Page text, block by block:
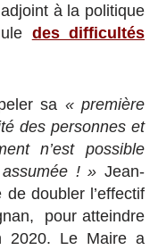
à la politique
des difficultés
sa « première
des personnes et
n’est possible
! » Jean-
doubler l’effectif
pour atteindre
2020. Le Maire a